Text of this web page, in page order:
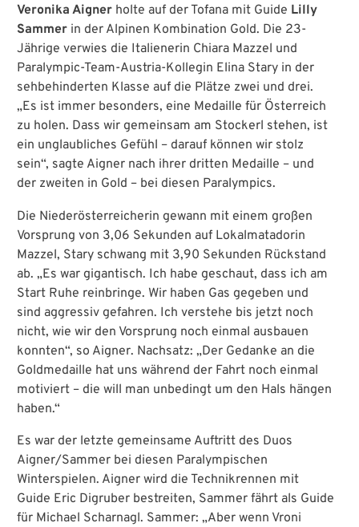
Veronika Aigner holte auf der Tofana mit Guide Lilly
Sammer in der Alpinen Kombination Gold. Die 23-
Jährige verwies die Italienerin Chiara Mazzel und
Paralympic-Team-Austria-Kollegin Elina Stary in der
sehbehinderten Klasse auf die Plätze zwei und drei.
„Es ist immer besonders, eine Medaille für Österreich
zu holen. Dass wir gemeinsam am Stockerl stehen, ist
ein unglaubliches Gefühl – darauf können wir stolz
sein“, sagte Aigner nach ihrer dritten Medaille – und
der zweiten in Gold – bei diesen Paralympics.
Die Niederösterreicherin gewann mit einem großen
Vorsprung von 3,06 Sekunden auf Lokalmatadorin
Mazzel, Stary schwang mit 3,90 Sekunden Rückstand
ab. „Es war gigantisch. Ich habe geschaut, dass ich am
Start Ruhe reinbringe. Wir haben Gas gegeben und
sind aggressiv gefahren. Ich verstehe bis jetzt noch
nicht, wie wir den Vorsprung noch einmal ausbauen
konnten“, so Aigner. Nachsatz: „Der Gedanke an die
Goldmedaille hat uns während der Fahrt noch einmal
motiviert – die will man unbedingt um den Hals hängen
haben.“
Es war der letzte gemeinsame Auftritt des Duos
Aigner/Sammer bei diesen Paralympischen
Winterspielen. Aigner wird die Technikrennen mit
Guide Eric Digruber bestreiten, Sammer fährt als Guide
für Michael Scharnagl. Sammer: „Aber wenn Vroni